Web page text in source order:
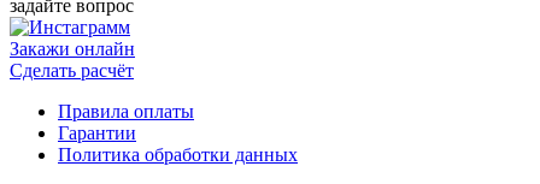
задайте вопрос
Закажи онлайн
Cделать расчёт
Правила оплаты
Гарантии
Политика обработки данных